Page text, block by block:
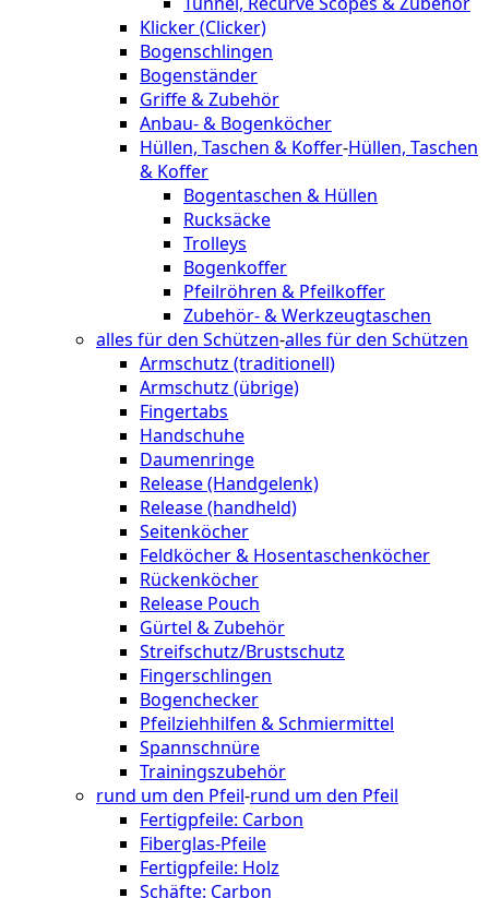
Klicker (Clicker)
Bogenschlingen
Bogenständer
Griffe & Zubehör
Anbau- & Bogenköcher
Hüllen, Taschen & Koffer-Hüllen, Taschen
& Koffer
Bogentaschen & Hüllen
Rucksäcke
Trolleys
Bogenkoffer
Pfeilröhren & Pfeilkoffer
Zubehör- & Werkzeugtaschen
alles für den Schützen-alles für den Schützen
Armschutz (traditionell)
Armschutz (übrige)
Fingertabs
Handschuhe
Daumenringe
Release (Handgelenk)
Release (handheld)
Seitenköcher
Feldköcher & Hosentaschenköcher
Rückenköcher
Release Pouch
Gürtel & Zubehör
Streifschutz/Brustschutz
Fingerschlingen
Bogenchecker
Pfeilziehhilfen & Schmiermittel
Spannschnüre
Trainingszubehör
rund um den Pfeil-rund um den Pfeil
Fertigpfeile: Carbon
Fiberglas-Pfeile
Fertigpfeile: Holz
Schäfte: Carbon